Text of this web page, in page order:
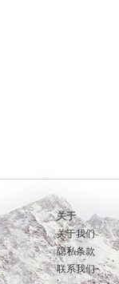
关于
关于我们
隐私条款
联系我们